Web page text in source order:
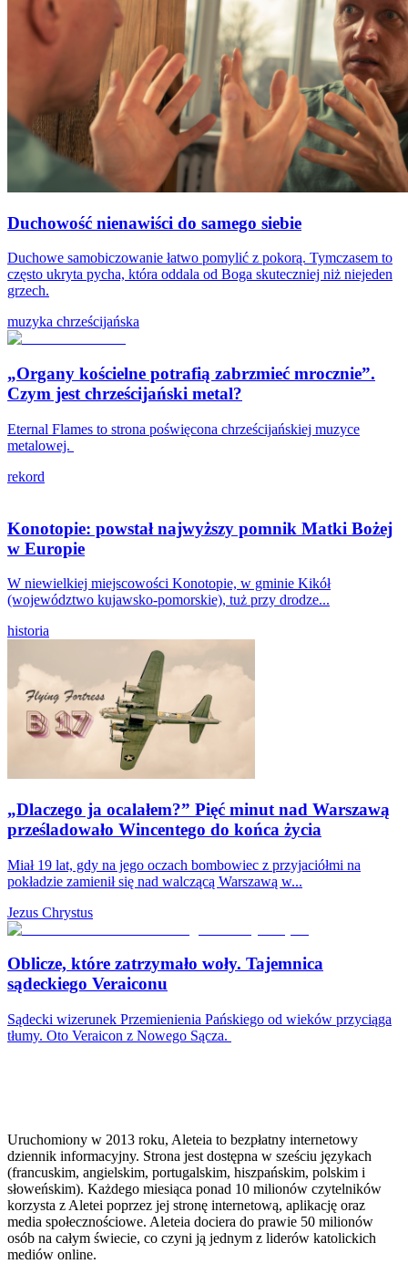
Duchowość nienawiści do samego siebie
Duchowe samobiczowanie łatwo pomylić z pokorą. Tymczasem to
często ukryta pycha, która oddala od Boga skuteczniej niż niejeden
grzech.
muzyka chrześcijańska
„Organy kościelne potrafią zabrzmieć mrocznie”.
Czym jest chrześcijański metal?
Eternal Flames to strona poświęcona chrześcijańskiej muzyce
metalowej.
rekord
Konotopie: powstał najwyższy pomnik Matki Bożej
w Europie
W niewielkiej miejscowości Konotopie, w gminie Kikół
(województwo kujawsko-pomorskie), tuż przy drodze...
historia
„Dlaczego ja ocalałem?” Pięć minut nad Warszawą
prześladowało Wincentego do końca życia
Miał 19 lat, gdy na jego oczach bombowiec z przyjaciółmi na
pokładzie zamienił się nad walczącą Warszawą w...
Jezus Chrystus
Oblicze, które zatrzymało woły. Tajemnica
sądeckiego Veraiconu
Sądecki wizerunek Przemienienia Pańskiego od wieków przyciąga
tłumy. Oto Veraicon z Nowego Sącza.
Uruchomiony w 2013 roku, Aleteia to bezpłatny internetowy
dziennik informacyjny. Strona jest dostępna w sześciu językach
(francuskim, angielskim, portugalskim, hiszpańskim, polskim i
słoweńskim). Każdego miesiąca ponad 10 milionów czytelników
korzysta z Aletei poprzez jej stronę internetową, aplikację oraz
media społecznościowe. Aleteia dociera do prawie 50 milionów
osób na całym świecie, co czyni ją jednym z liderów katolickich
mediów online.